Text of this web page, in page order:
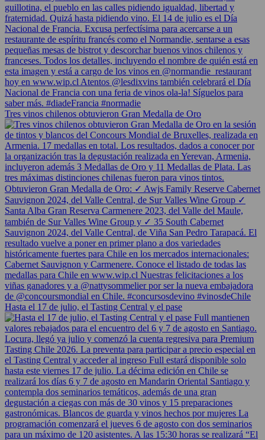
Tres vinos chilenos obtuvieron Gran Medalla de Oro
Hasta el 17 de julio, el Tasting Central y el pase